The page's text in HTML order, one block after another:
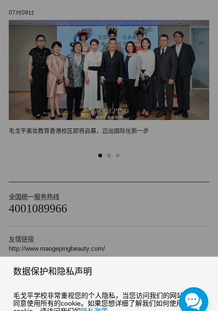
07月09日
毛戈平美妆教育香港校区即将启幕，迈出国际化新一步
全国统一服务热线
4001089966
友情链接
http://www.maogepingbeauty.com/
Copyright 2010 杭州毛戈平形象设计艺术有限公司 版权所有
数据保护和隐私声明
毛戈平学校非常重视您的个人隐私，当您访问我们的网站时，请
同意使用所有的cookie。如果您想详细了解我们如何使用